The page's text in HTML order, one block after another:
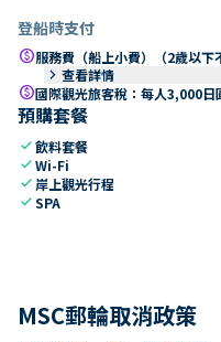
登船時支付
paid服務費（船上小費）（2歲以下
keyboard_arrow_right 查看詳情
paid國際觀光旅客稅：每人3,000
預購套餐
check飲料套餐
checkWi-Fi
check 岸上觀光行程
checkSPA
MSC郵輪取消政策